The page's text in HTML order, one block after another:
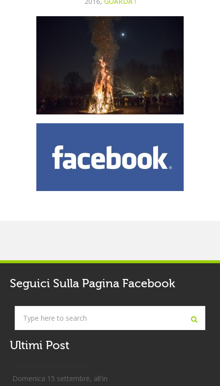
Seguici Sulla Pagina Facebook
Ultimi Post
Domenica 15 settembre, all'in